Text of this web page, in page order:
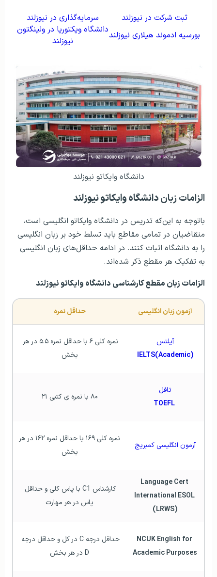
ثبت شرکت در نیوزلند
سرمایه‌گذاری در نیوزلند
بورسیه ادموند هیلاری نیوزلنددانشگاه ویکتوریا در ولینگتون
نیوزلند
دانشگاه وایکاتو نیوزلند
الزامات زباندانشگاه وایکاتو نیوزلند
باتوجه به این‌که تدریس در دانشگاه وایکاتو انگلیسی است،
متقاضیان در تمامی مقاطع باید تسلط خود بر زبان انگلیسی
را به دانشگاه اثبات کنند. در ادامه حداقل‌های زبان انگلیسی
به تفکیک هر مقطع ذکر شده‌اند.
الزامات زبان مقطع کارشناسی دانشگاه وایکاتو نیوزلند
آزمون زبان انگلیسی حداقل نمره
آیلتس
IELTS(Academic)
بخش
تافل
۸۰ با نمره ی کتبی ۲۱
آزمون انگلیسی کمبریج
بخش
Language Cert
International ESOL
(LRWS)
پاس در هر مهارت
NCUK English for
Academic Purposes
D در هر بخش